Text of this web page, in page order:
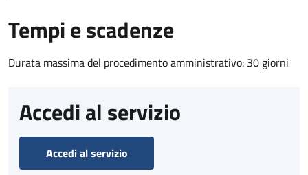
Tempi e scadenze
Durata massima del procedimento amministrativo: 30 giorni
Accedi al servizio
Accedi al servizio